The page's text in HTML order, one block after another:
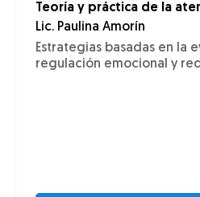
Teoría y práctica de la
Lic. Paulina Amorín
Estrategias basadas en la
regulación emocional y